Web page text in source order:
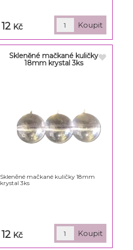
12 Kč
Skleněné mačkané kuličky
18mm krystal 3ks
Skleněné mačkané kuličky 18mm
krystal 3ks
12 Kč